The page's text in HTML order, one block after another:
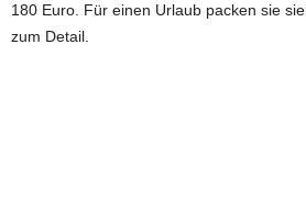
180 Euro. Für einen Urlaub packen sie
zum Detail.